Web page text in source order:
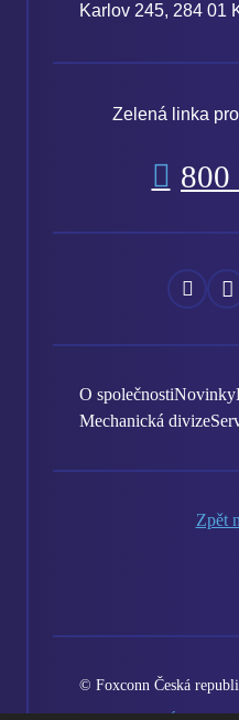
Karlov 245, 284 01
Zelená linka
800
Náš Náš
O společnostiNovinky
Mechanická divize
Zpět
© Foxconn Česká